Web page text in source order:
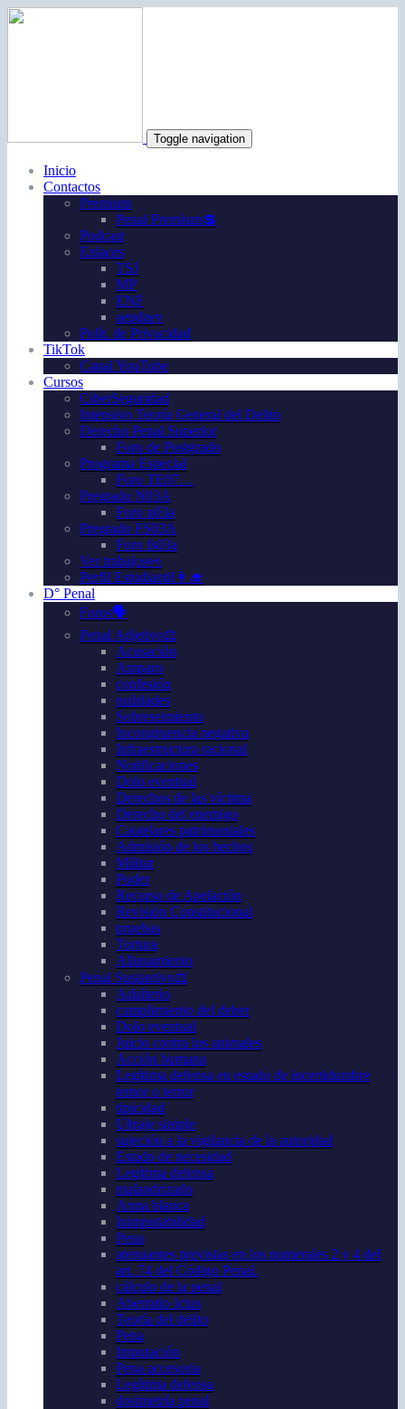
Toggle navigation
Inicio
Contactos
Premium
Penal Premium💲
Podcast
Enlaces
TSJ
MP
ENF
aepdaev
Polít. de Privacidad
TikTok
Canal YouTube
Cursos
CiberSeguridad
Intensivo Teoría General del Delito
Derecho Penal Superior
Foro de Postgrado
Programa Especial
Foro TE07…
Pregrado N03A
Foro n03a
Pregrado FS03A
Foro fs03a
Ver trabajos👀
Perfil Estudiantil👩‍🎓
D° Penal
Foros🗣️
Penal Adjetivo⚖️
Acusación
Amparo
confesión
nulidades
Sobreseimiento
Incongruencia negativa
Infraestructura racional
Notificaciones
Dolo eventual
Derechos de las víctima
Derecho del enemigo
Cautelares patrimoniales
Admisión de los hechos
Militar
Poder
Recurso de Apelación
Revisión Constitucional
pruebas
Tortura
Allanamiento
Penal Sustantivo⚖️
Adulterio
cumplimiento del deber
Dolo eventual
Juicio contra los animales
Acción humana
Legítima defensa en estado de incertidumbre
temor o terror
tipicidad
Ultraje simple
sujeción a la vigilancia de la autoridad
Estado de necesidad
Legítima defensa
malandrizado
Arma blanca
Inimputabilidad
Pena
atenuantes previstas en los numerales 2 y 4 del
art. 74 del Código Penal.
cálculo de la penal
Aberratio Ictus
Teoría del delito
Pena
Imputación
Pena accesoria
Legítima defensa
dosimetría penal